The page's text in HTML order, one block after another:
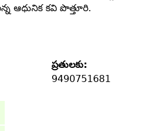
ఆధునిక కవి పొత్తూరి.
ప్రతులకు:
9490751681